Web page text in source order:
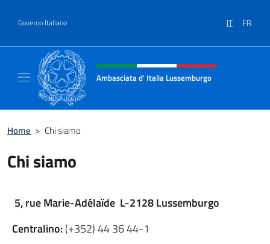
Governo Italiano IT FR
Intestazione sito, social e menù
Ambasciata d' Italia Lussemburgo
Home > Chi siamo
Chi siamo
5, rue Marie-Adélaïde L-2128 Lussemburgo
Centralino:(+352) 44 36 44-1